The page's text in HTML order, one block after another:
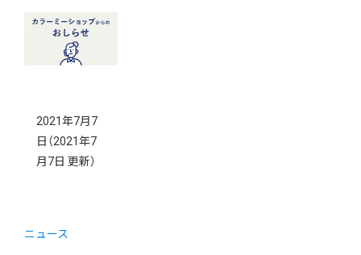
2021年7月7
日 （2021年7
月7日 更新）
ニュース